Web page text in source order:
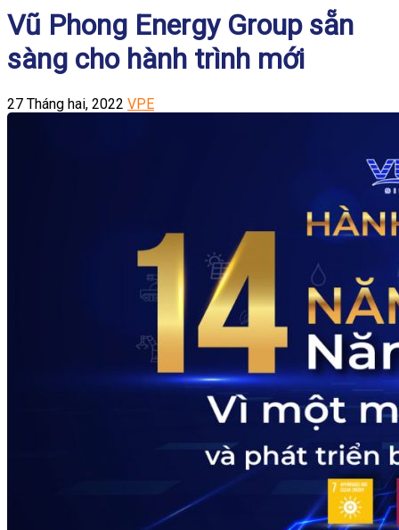
Vũ Phong Energy Group sẵn
sàng cho hành trình mới
27 Tháng hai, 2022 VPE